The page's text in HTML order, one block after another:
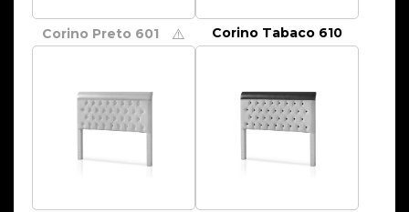
Corino Preto 601 ⚠️ Corino Tabaco 610